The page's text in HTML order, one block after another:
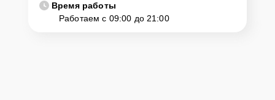
D1260TVEME нужно просто оставить
позвонить телефону горячей линии: +7 (843) 254-64-35. Наши
Время работы
Работаем с 09:00 до 21:00